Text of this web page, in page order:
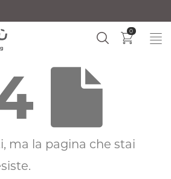
0
ma la pagina che stai